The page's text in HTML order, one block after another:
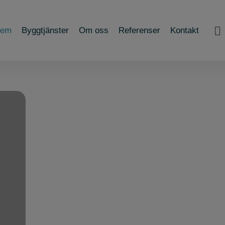
Byggtjänster Om oss Referenser Kontakt